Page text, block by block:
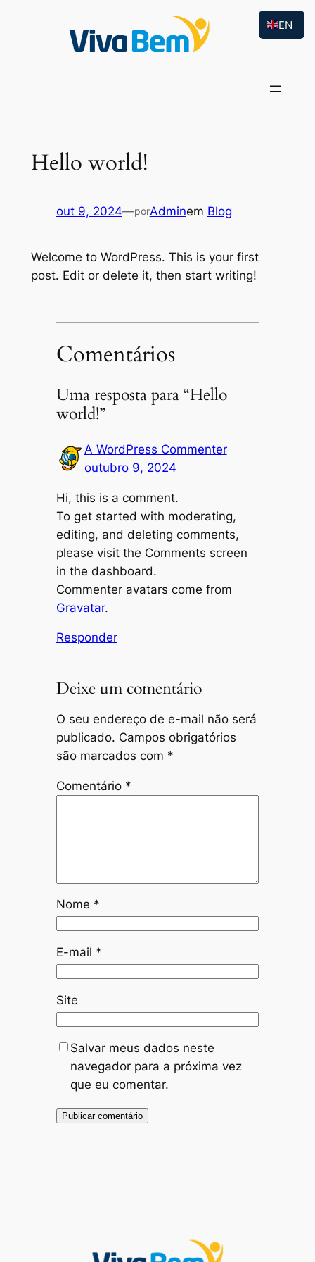
Hello world!
out 9, 2024—porAdminem Blog
Welcome to WordPress. This is your first
post. Edit or delete it, then start writing!
Comentários
Uma resposta para “Hello
world!”
A WordPress Commenter
outubro 9, 2024
Hi, this is a comment.
To get started with moderating,
editing, and deleting comments,
please visit the Comments screen
in the dashboard.
Commenter avatars come from
Gravatar.
Responder
Deixe um comentário
O seu endereço de e-mail não será
publicado. Campos obrigatórios
são marcados com *
Comentário *
Nome *
E-mail *
Site
Salvar meus dados neste
navegador para a próxima vez
que eu comentar.
EN